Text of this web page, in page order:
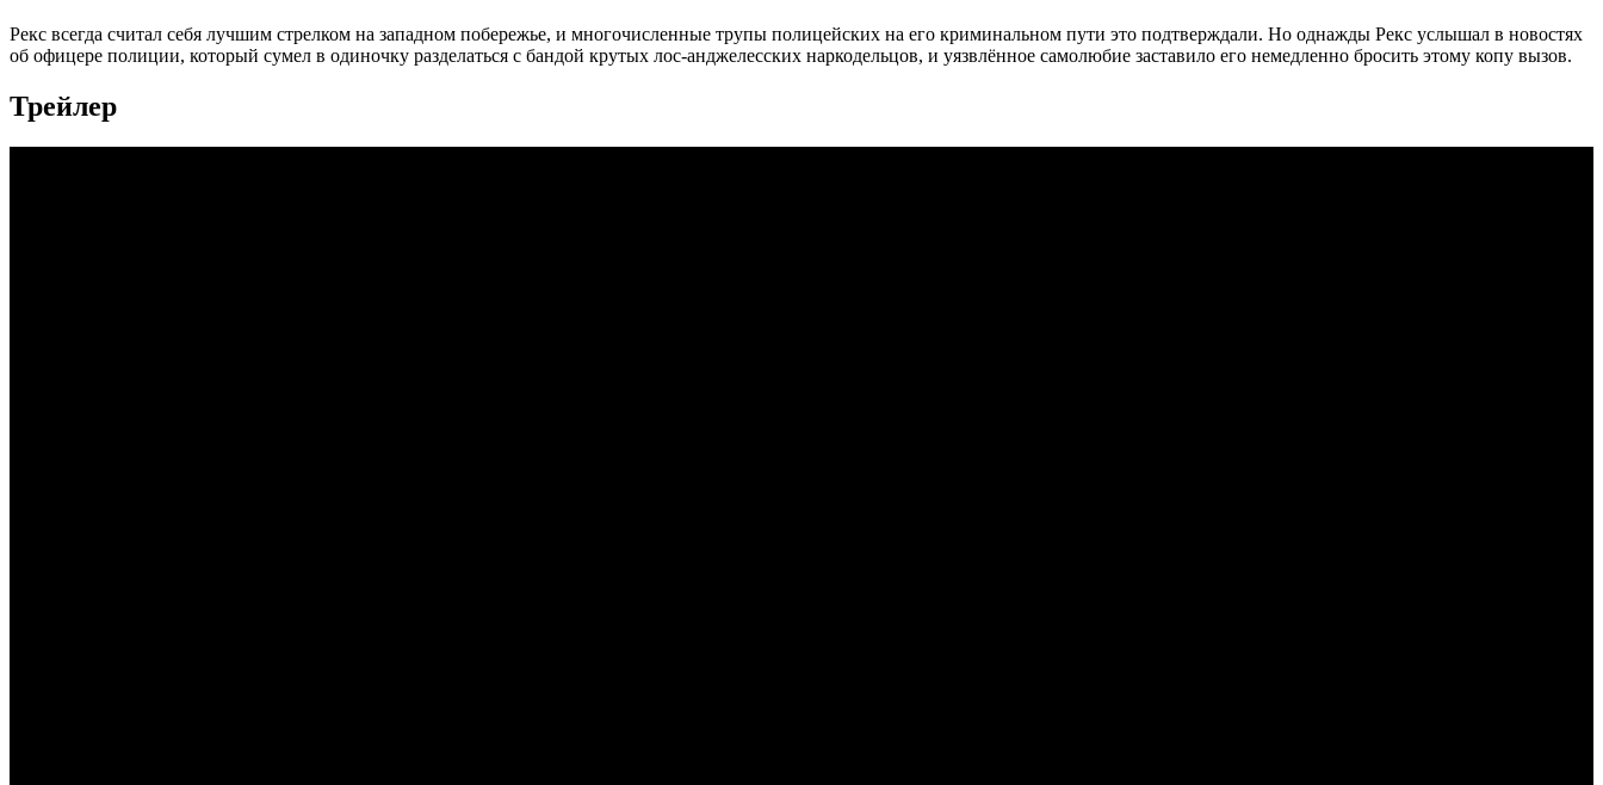
Рекс всегда считал себя лучшим стрелком на западном побережье, и многочисленные трупы полицейских на его криминальном пути это подтверждали. Но однажды Рекс услышал в новостях
об офицере полиции, который сумел в одиночку разделаться с бандой крутых лос-анджелесских наркодельцов, и уязвлённое самолюбие заставило его немедленно бросить этому копу вызов.
Трейлер